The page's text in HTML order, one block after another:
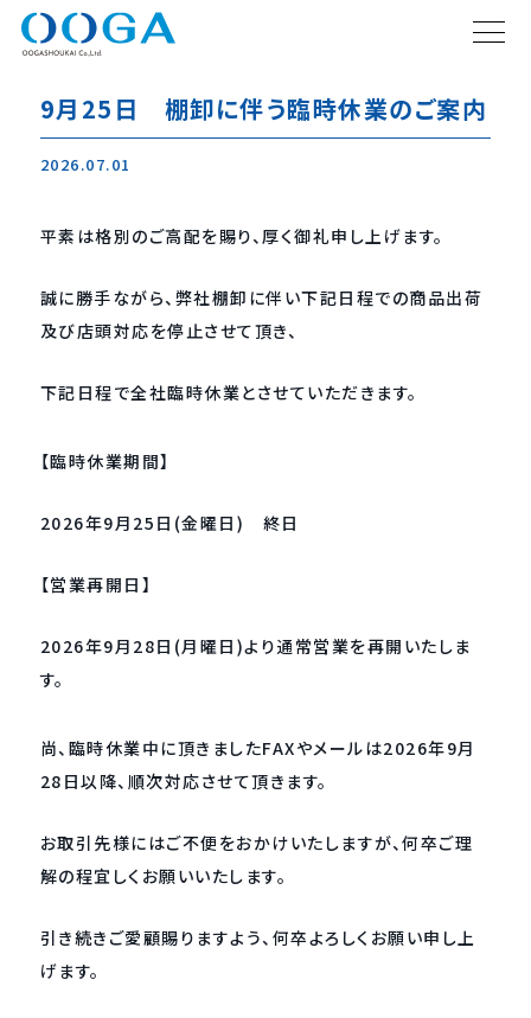
9月25日 棚卸に伴う臨時休業のご案内
2026.07.01
平素は格別のご高配を賜り、厚く御礼申し上げます。
誠に勝手ながら、弊社棚卸に伴い下記日程での商品出荷
及び店頭対応を停止させて頂き、
下記日程で全社臨時休業とさせていただきます。
【臨時休業期間】
2026年9月25日(金曜日) 終日
【営業再開日】
2026年9月28日(月曜日)より通常営業を再開いたしま
す。
尚、臨時休業中に頂きましたFAXやメールは2026年9月
28日以降、順次対応させて頂きます。
お取引先様にはご不便をおかけいたしますが、何卒ご理
解の程宜しくお願いいたします。
引き続きご愛顧賜りますよう、何卒よろしくお願い申し上
げます。